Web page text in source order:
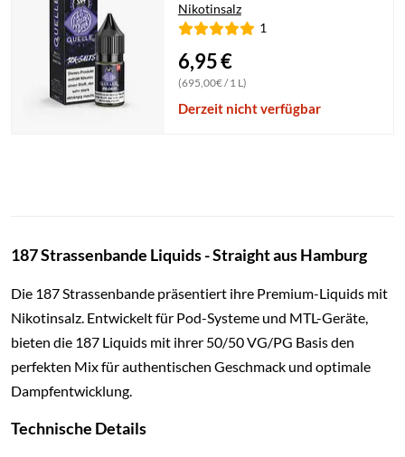
Nikotinsalz
1
6,95€
(695,00€ / 1 L)
Derzeit nicht verfügbar
187 Strassenbande Liquids - Straight aus Hamburg
Die 187 Strassenbande präsentiert ihre Premium-Liquids mit
Nikotinsalz. Entwickelt für Pod-Systeme und MTL-Geräte,
bieten die 187 Liquids mit ihrer 50/50 VG/PG Basis den
perfekten Mix für authentischen Geschmack und optimale
Dampfentwicklung.
Technische Details